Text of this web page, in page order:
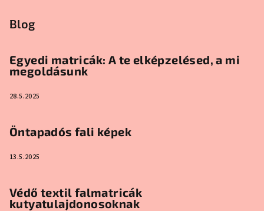
Blog
Egyedi matricák: A te elképzelésed, a mi
megoldásunk
28.5.2025
Öntapadós fali képek
13.5.2025
Védő textil falmatricák
kutyatulajdonosoknak